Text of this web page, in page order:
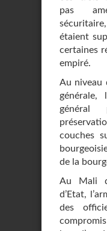
pas
étaient
certaines
empiré.
Au niveau
général
couches
de la
Au Mali
d’Etat,
des